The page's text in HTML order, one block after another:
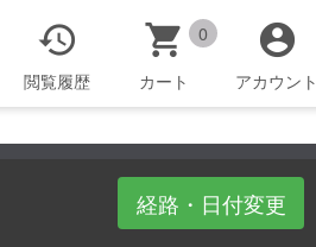

閲覧履歴
0

カート

アカウント
経路・日付変更